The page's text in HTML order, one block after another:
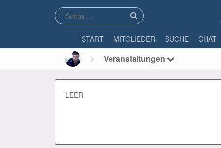
START MITGLIEDER SUCHE CHAT
Veranstaltungen
LEER